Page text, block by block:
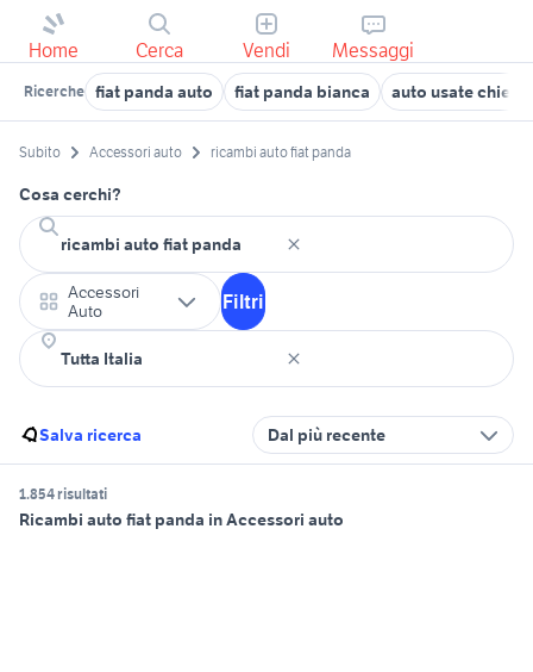
Home Cerca Vendi Messaggi
Ricerche fiat panda auto fiat panda bianca auto usate chieti
Subito Accessori auto ricambi auto fiat panda
Cosa cerchi?
Accessori
Auto
Filtri
Salva ricerca Dal più recente
1.854 risultati
Ricambi auto fiat panda in Accessori auto